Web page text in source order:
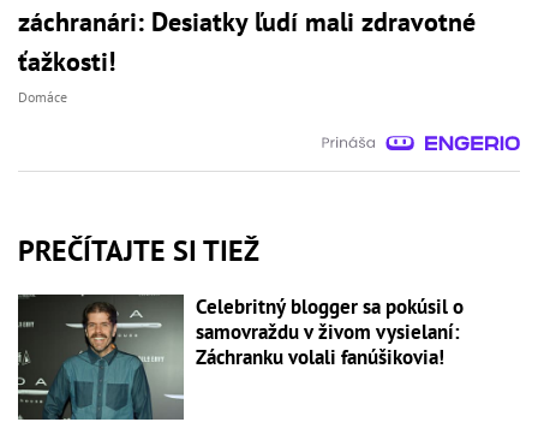
záchranári: Desiatky ľudí mali zdravotné
ťažkosti!
Domáce
PREČÍTAJTE SI TIEŽ
Celebritný blogger sa pokúsil o
samovraždu v živom vysielaní:
Záchranku volali fanúšikovia!